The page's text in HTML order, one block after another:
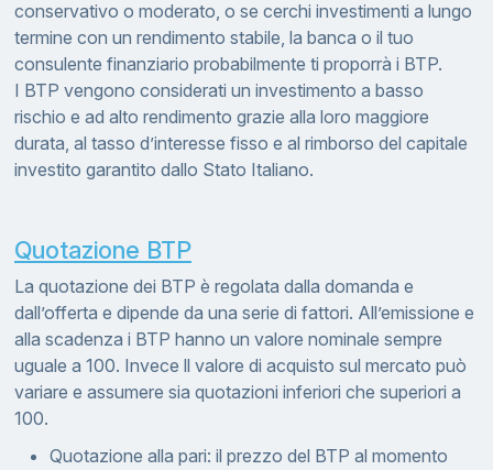
conservativo o moderato, o se cerchi investimenti a lungo
termine con un rendimento stabile, la banca o il tuo
consulente finanziario probabilmente ti proporrà i BTP.
I BTP vengono considerati un investimento a basso
rischio e ad alto rendimento grazie alla loro maggiore
durata, al tasso d’interesse fisso e al rimborso del capitale
investito garantito dallo Stato Italiano.
Quotazione BTP
La quotazione dei BTP è regolata dalla domanda e
dall’offerta e dipende da una serie di fattori. All’emissione e
alla scadenza i BTP hanno un valore nominale sempre
uguale a 100. Invece ll valore di acquisto sul mercato può
variare e assumere sia quotazioni inferiori che superiori a
100.
Quotazione alla pari: il prezzo del BTP al momento